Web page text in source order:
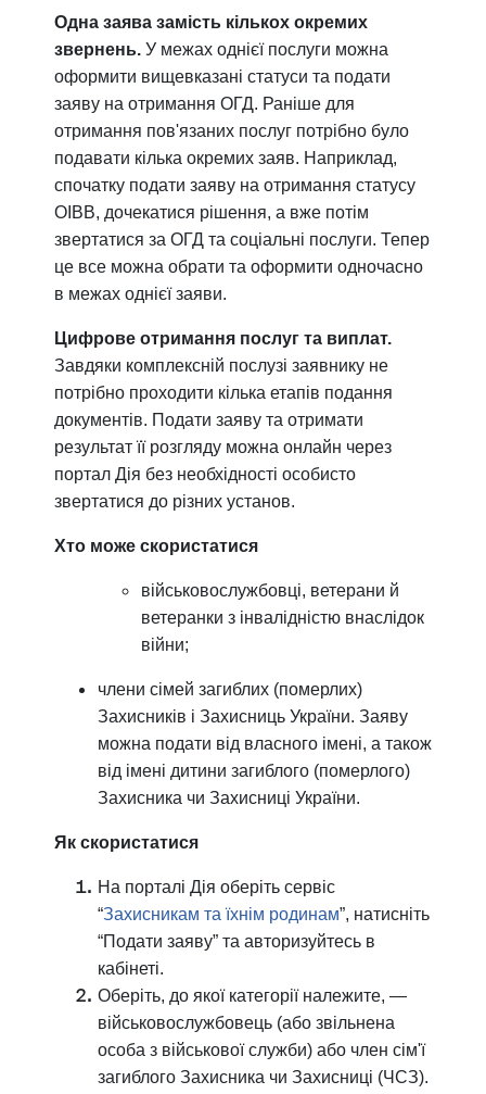
Одна заява замість кількох окремих
звернень. У межах однієї послуги можна
оформити вищевказані статуси та подати
заяву на отримання ОГД. Раніше для
отримання пов'язаних послуг потрібно було
подавати кілька окремих заяв. Наприклад,
спочатку подати заяву на отримання статусу
ОІВВ, дочекатися рішення, а вже потім
звертатися за ОГД та соціальні послуги. Тепер
це все можна обрати та оформити одночасно
в межах однієї заяви.
Цифрове отримання послуг та виплат.
Завдяки комплексній послузі заявнику не
потрібно проходити кілька етапів подання
документів. Подати заяву та отримати
результат її розгляду можна онлайн через
портал Дія без необхідності особисто
звертатися до різних установ.
Хто може скористатися
військовослужбовці, ветерани й
ветеранки з інвалідністю внаслідок
війни;
члени сімей загиблих (померлих)
Захисників і Захисниць України. Заяву
можна подати від власного імені, а також
від імені дитини загиблого (померлого)
Захисника чи Захисниці України.
Як скористатися
На порталі Дія оберіть сервіс
“Захисникам та їхнім родинам”, натисніть
“Подати заяву” та авторизуйтесь в
кабінеті.
Оберіть, до якої категорії належите, —
військовослужбовець (або звільнена
особа з військової служби) або член сім'ї
загиблого Захисника чи Захисниці (ЧСЗ).